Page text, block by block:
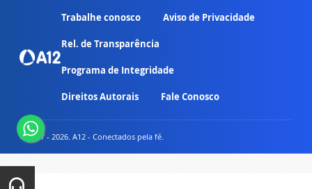
Trabalhe conosco Aviso de Privacidade
Rel. de Transparência
Programa de Integridade
Direitos Autorais Fale Conosco
© 2007 - 2026. A12 - Conectados pela fé.